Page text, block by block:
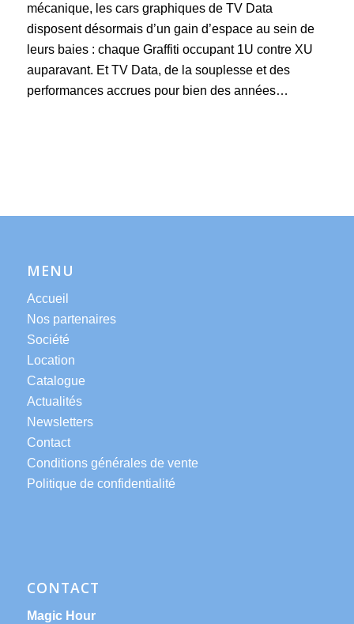
mécanique, les cars graphiques de TV Data
disposent désormais d’un gain d’espace au sein de
leurs baies : chaque Graffiti occupant 1U contre XU
auparavant. Et TV Data, de la souplesse et des
performances accrues pour bien des années…
MENU
Accueil
Nos partenaires
Société
Location
Catalogue
Actualités
Newsletters
Contact
Conditions générales de vente
Politique de confidentialité
CONTACT
Magic Hour